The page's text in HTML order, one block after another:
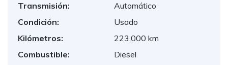
Transmisión:
Automático
Condición:
Usado
Kilómetros:
223,000 km
Combustible:
Diesel